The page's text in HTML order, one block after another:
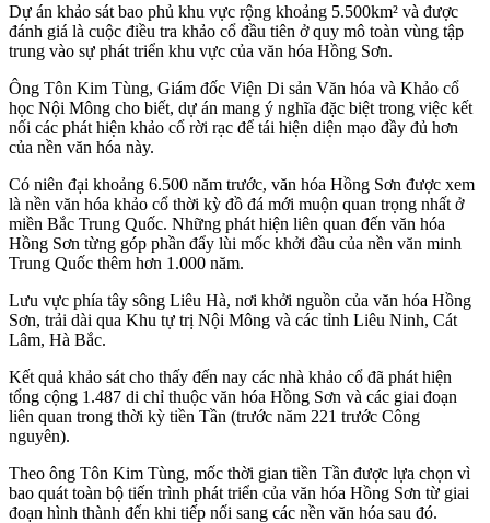
Dự án khảo sát bao phủ khu vực rộng khoảng 5.500km² và được
đánh giá là cuộc điều tra khảo cổ đầu tiên ở quy mô toàn vùng tập
trung vào sự phát triển khu vực của văn hóa Hồng Sơn.
Ông Tôn Kim Tùng, Giám đốc Viện Di sản Văn hóa và Khảo cổ
học Nội Mông cho biết, dự án mang ý nghĩa đặc biệt trong việc kết
nối các phát hiện khảo cổ rời rạc để tái hiện diện mạo đầy đủ hơn
của nền văn hóa này.
Có niên đại khoảng 6.500 năm trước, văn hóa Hồng Sơn được xem
là nền văn hóa khảo cổ thời kỳ đồ đá mới muộn quan trọng nhất ở
miền Bắc Trung Quốc. Những phát hiện liên quan đến văn hóa
Hồng Sơn từng góp phần đẩy lùi mốc khởi đầu của nền văn minh
Trung Quốc thêm hơn 1.000 năm.
Lưu vực phía tây sông Liêu Hà, nơi khởi nguồn của văn hóa Hồng
Sơn, trải dài qua Khu tự trị Nội Mông và các tỉnh Liêu Ninh, Cát
Lâm, Hà Bắc.
Kết quả khảo sát cho thấy đến nay các nhà khảo cổ đã phát hiện
tổng cộng 1.487 di chỉ thuộc văn hóa Hồng Sơn và các giai đoạn
liên quan trong thời kỳ tiền Tần (trước năm 221 trước Công
nguyên).
Theo ông Tôn Kim Tùng, mốc thời gian tiền Tần được lựa chọn vì
bao quát toàn bộ tiến trình phát triển của văn hóa Hồng Sơn từ giai
đoạn hình thành đến khi tiếp nối sang các nền văn hóa sau đó.